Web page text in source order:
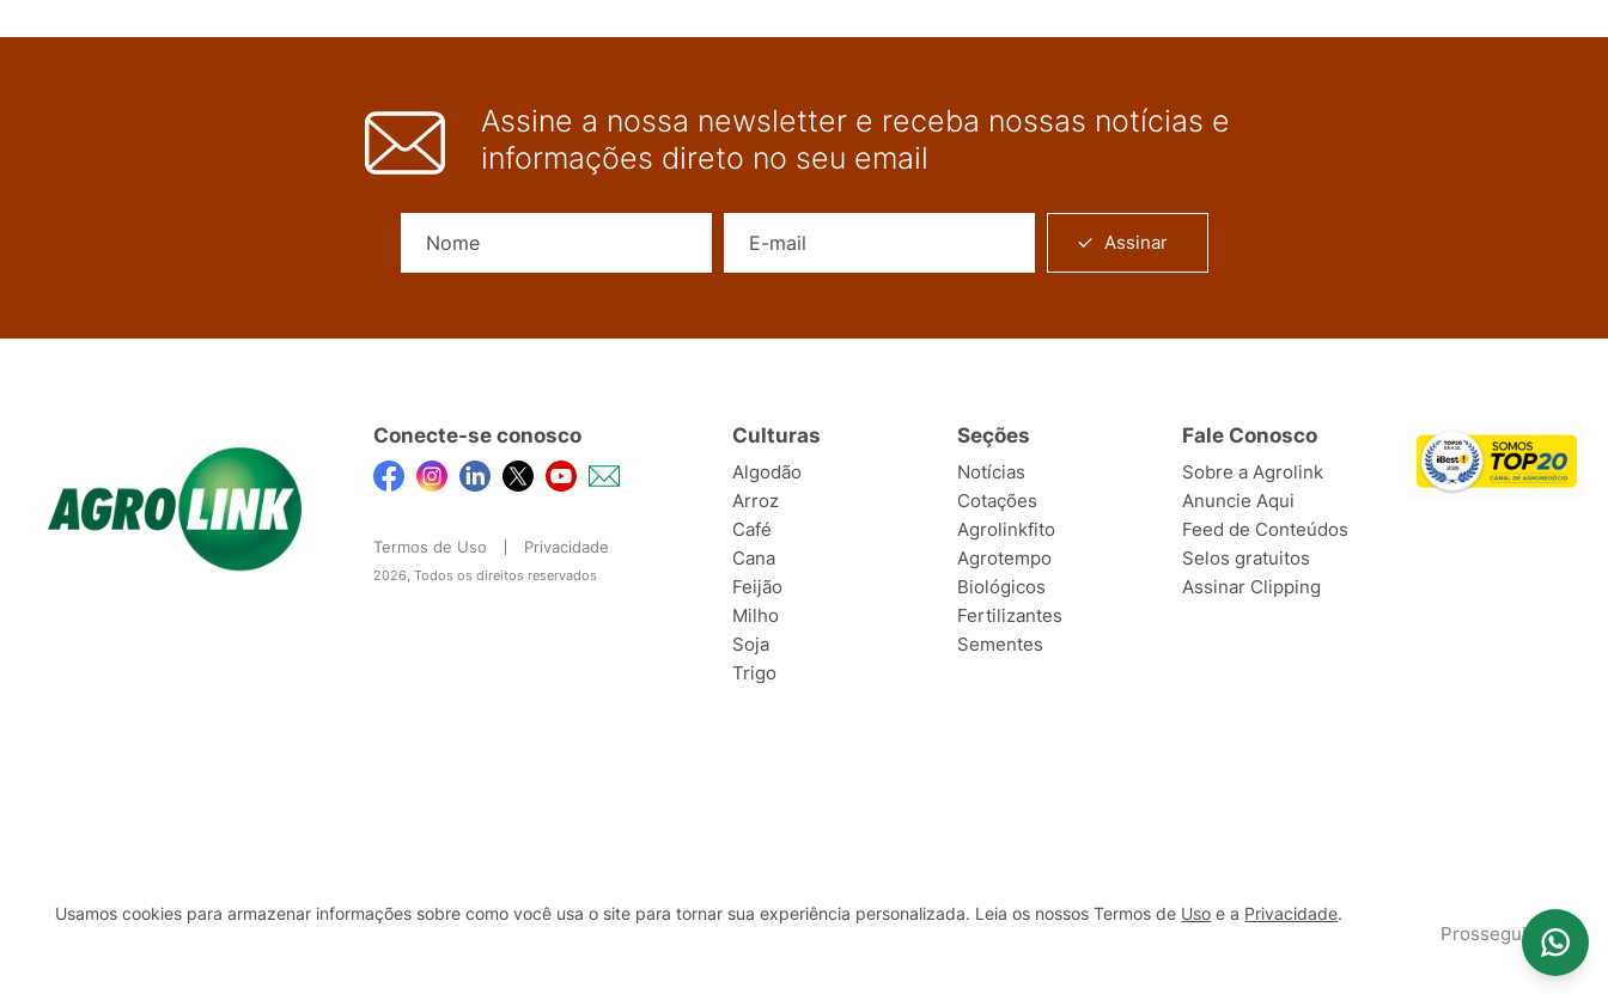
Assine a nossa newsletter e receba nossas notícias e
informações direto no seu email
Assinar
Conecte-se conosco
Termos de Uso Privacidade
2026, Todos os direitos reservados
Culturas
Algodão
Arroz
Café
Cana
Feijão
Milho
Soja
Trigo
Seções
Notícias
Cotações
Agrolinkfito
Agrotempo
Biológicos
Fertilizantes
Sementes
Fale Conosco
Sobre a Agrolink
Anuncie Aqui
Feed de Conteúdos
Selos gratuitos
Assinar Clipping
Usamos cookies para armazenar informações sobre como você usa o site para tornar sua experiência personalizada. Leia os nossos Termos de Uso e a Privacidade.
Prosseguir